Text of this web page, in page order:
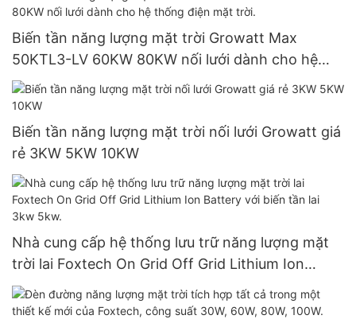
Biến tần năng lượng mặt trời Growatt Max
50KTL3-LV 60KW 80KW nối lưới dành cho hệ
thống điện mặt trời.
Biến tần năng lượng mặt trời nối lưới Growatt giá
rẻ 3KW 5KW 10KW
Nhà cung cấp hệ thống lưu trữ năng lượng mặt
trời lai Foxtech On Grid Off Grid Lithium Ion
Battery với biến tần lai 3kw 5kw.